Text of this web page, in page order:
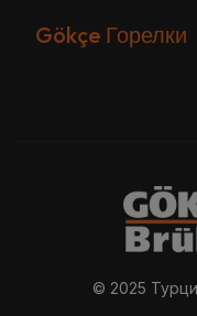
Gökçe Горелки
© 2025